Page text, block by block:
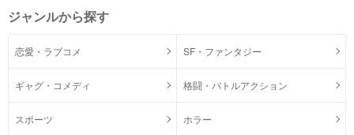
ジャンルから探す
恋愛・ラブコメ SF・ファンタジー
ギャグ・コメディ 格闘・バトルアクション
スポーツ ホラー